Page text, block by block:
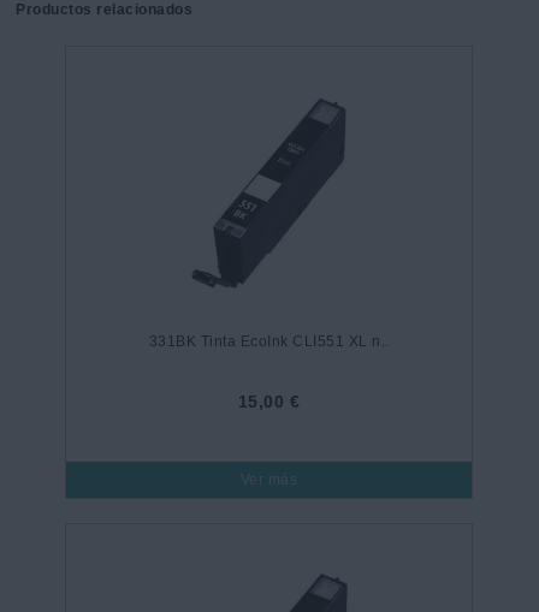
Productos relacionados
331BK Tinta EcoInk CLI551 XL n..
15,00 €
Ver más